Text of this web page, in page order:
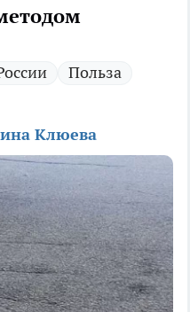
Польза
Клюева